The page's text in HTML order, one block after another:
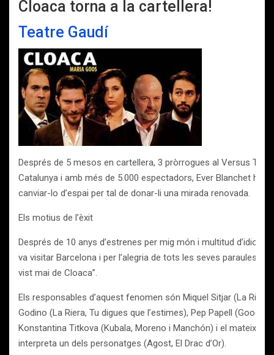
Cloaca torna a la cartellera!
Teatre Gaudí
Després de 5 mesos en cartellera, 3 pròrrogues al Versus
Catalunya i amb més de 5.000 espectadors, Ever Blanchet ha
canviar-lo d’espai per tal de donar-li una mirada renovada.
Els motius de l’èxit
Després de 10 anys d’estrenes per mig món i multitud
va visitar Barcelona i per l’alegria de tots les seves paraules
vist mai de Cloaca”.
Els responsables d’aquest fenomen són Miquel Sitjar (La
Godino (La Riera, Tu digues que l’estimes), Pep Papell
Konstantina Titkova (Kubala, Moreno i Manchón) i el mateix
interpreta un dels personatges (Agost, El Drac d’Or).